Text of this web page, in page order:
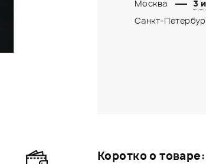
Коротко о товаре:
Москва
3
Санкт-